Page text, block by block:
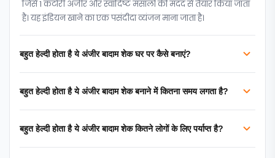
जिसे 1 कटोरी अंजीर और स्वादिष्ट मसालों की मदद से तैयार किया जाता
है। यह इंडियन खाने का एक पसंदीदा व्यंजन माना जाता है।
बहुत हेल्दी होता है ये अंजीर बादाम शेक घर पर कैसे बनाएं?
बहुत हेल्दी होता है ये अंजीर बादाम शेक बनाने में कितना समय लगता है?
बहुत हेल्दी होता है ये अंजीर बादाम शेक कितने लोगों के लिए पर्याप्त है?